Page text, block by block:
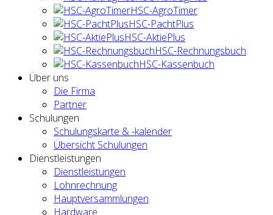
HSC-AgroTimer
HSC-PachtPlus
HSC-AktiePlus
HSC-Rechnungsbuch
HSC-Kassenbuch
Über uns
Die Firma
Partner
Schulungen
Schulungskarte & -kalender
Übersicht Schulungen
Dienstleistungen
Dienstleistungen
Lohnrechnung
Hauptversammlungen
Hardware